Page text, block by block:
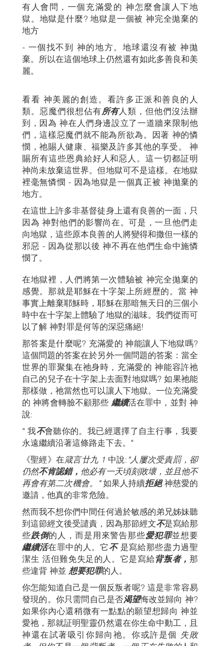
有人會問，一個充滿愛的 神怎麼會讓人下地
獄。地獄是什麼? 地獄是一個被 神完全拋棄的
地方
- 一個找不到 神的地方。地球還沒有被 神拋
棄。所以在這個地球上仍然還有如此多善良和美
麗。
看看 神美麗的創造。看許多正派和善良的人
類。惡魔們很想佔有所有人類，但他們沒法辦
到，因為 神在人們身邊設立了一道牆來限制他
們，這樣惡魔們就不能為所欲為。因著 神的憐
憫，祂賜人健康、福樂及許多其他的享受。 神
賜所有這些恩典給好人和惡人。這一切都証明
神尚未放棄這世界。但地獄可不是這樣。在地獄
裡毫無憐憫 - 因為地獄是一個真正被 神拋棄的
地方。
在這世上許多非基督徒身上還有良善的一面，只
因為 神對他們的影響尚在。可是，一旦他們走
向地獄，這些原本良善的人將變得和撒但一樣的
邪惡 - 因為從那以後 神不再在他們生命中施憐
憫了。
在地獄裡，人們將第一次體驗被 神完全拋棄的
感覺。那就是耶穌在十字架上所經歷的。當 神
事實上離棄耶穌時，耶穌在那暗無天日的三個小
時中在十字架上體驗了地獄的滋味。我們從而可
以了解 神對罪是何等的深惡痛絕!
那答案是什麼呢? 充滿愛的 神能讓人下地獄嗎?
這個問題的答案在於另外一個問題的答案：當全
世界的罪聚集在祂身時，充滿愛的 神能容許祂
自己的兒子在十字架上去面對地獄嗎? 如果祂能
那樣做，祂當然也可以讓人下地獄。一位充滿愛
的 神將會轉臉不顧那些 繼續活在罪中，並對 神
說:
" 我不會聽你的。我已經選擇了自主行事，我要
永遠繼續沿著這條路走下去。"
《聖經》在箴言廿九 1 中說: "人屢次受責罰，卻
仍然不肯認錯， 他必有一天頃刻敗壞，並且他不
再會有第二次機會。"如果人持續拒絕神慈愛的
邀請，他真的非常危險。
然而我不想你們中間任何過於敏感的弟兄姊妹聽
到這節經文後受譴責，因為那節經文不是寫給那
些跌倒的人，而是用來警告那些愛犯罪並想要
繼續活在罪中的人。它不是寫給那些盡力過聖
潔生 活但難免失足的人。它是寫給背叛者，那
些違背 神並 想要犯罪的人。
你怎能知道自己是一個反叛者呢? 這是非常容易
發現的。你只需問自己是否渴望悔改並歸向 神?
如果你內心還稍微有一點點的願望想歸向 神並
愛祂，那就証明聖靈仍然還在你生命中動工，且
神還在試著吸引你歸向祂。你或許是個 失敗